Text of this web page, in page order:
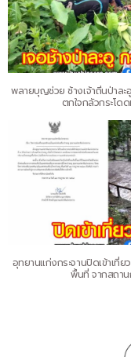
พลายบุญช่วย ช้างเจ้าถิ่นป่าล
ตกใจกลัวกระโด
อุทยานแก่งกระจานปิดเข้าเที่
พื้นที่ จากสถา